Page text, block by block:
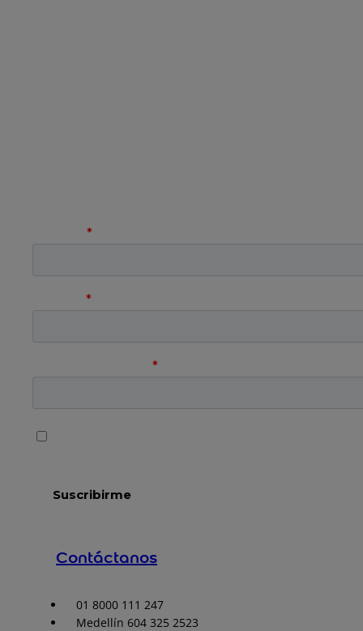
Contáctanos
01 8000 111 247
Medellín 604 325 2523